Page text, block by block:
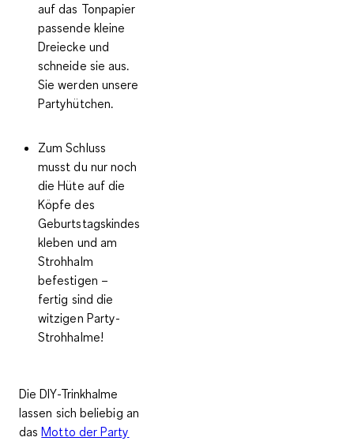
auf das Tonpapier
passende kleine
Dreiecke und
schneide sie aus.
Sie werden unsere
Partyhütchen.
Zum Schluss
musst du nur noch
die Hüte auf die
Köpfe des
Geburtstagskindes
kleben und am
Strohhalm
befestigen –
fertig sind die
witzigen Party-
Strohhalme!
Die DIY-Trinkhalme
lassen sich beliebig an
dasMotto der Party